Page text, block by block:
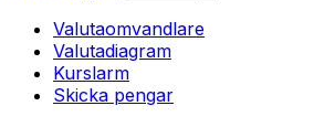
Valutaomvandlare
Valutadiagram
Kurslarm
Skicka pengar